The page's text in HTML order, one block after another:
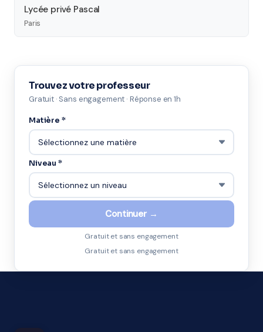
Lycée privé Pascal
Paris
Trouvez votre professeur
Gratuit · Sans engagement · Réponse en 1h
Matière *
Niveau *
Continuer →
Gratuit et sans engagement
Gratuit et sans engagement